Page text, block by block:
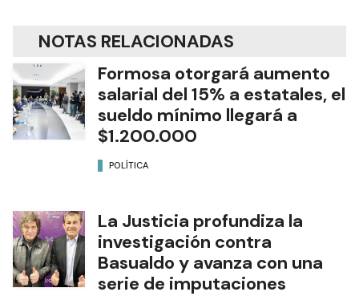
NOTAS RELACIONADAS
Formosa otorgará aumento
salarial del 15% a estatales, el
sueldo mínimo llegará a
$1.200.000
POLÍTICA
La Justicia profundiza la
investigación contra
Basualdo y avanza con una
serie de imputaciones